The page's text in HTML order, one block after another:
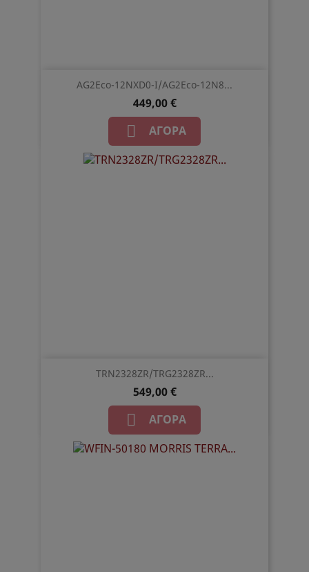
AG2Eco-12NXD0-I/AG2Eco-12N8...
449,00 €
 ΑΓΟΡΆ
TRN2328ZR/TRG2328ZR...
549,00 €
 ΑΓΟΡΆ